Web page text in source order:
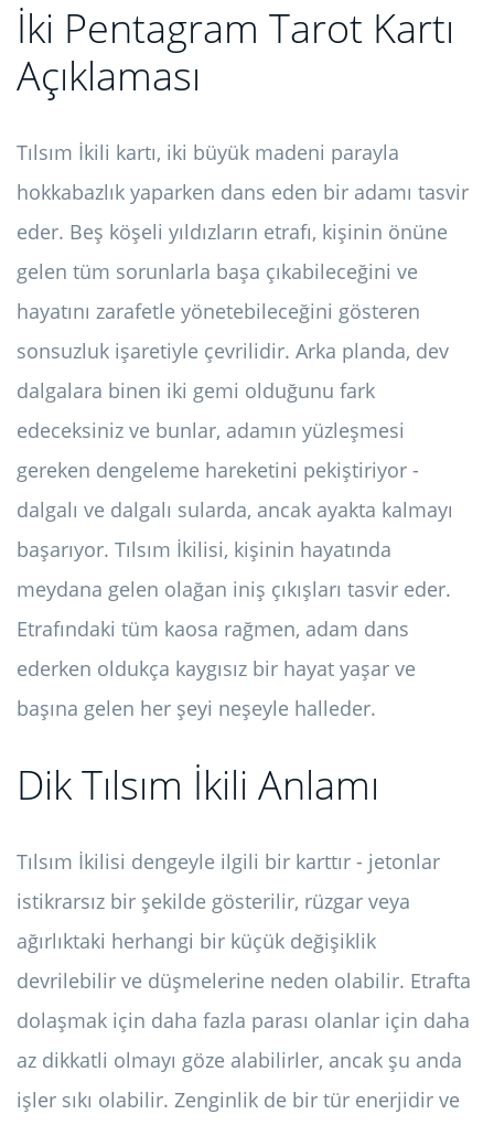
İki Pentagram Tarot Kartı
Açıklaması
Tılsım İkili kartı, iki büyük madeni parayla
hokkabazlık yaparken dans eden bir adamı tasvir
eder. Beş köşeli yıldızların etrafı, kişinin önüne
gelen tüm sorunlarla başa çıkabileceğini ve
hayatını zarafetle yönetebileceğini gösteren
sonsuzluk işaretiyle çevrilidir. Arka planda, dev
dalgalara binen iki gemi olduğunu fark
edeceksiniz ve bunlar, adamın yüzleşmesi
gereken dengeleme hareketini pekiştiriyor -
dalgalı ve dalgalı sularda, ancak ayakta kalmayı
başarıyor. Tılsım İkilisi, kişinin hayatında
meydana gelen olağan iniş çıkışları tasvir eder.
Etrafındaki tüm kaosa rağmen, adam dans
ederken oldukça kaygısız bir hayat yaşar ve
başına gelen her şeyi neşeyle halleder.
Dik Tılsım İkili Anlamı
Tılsım İkilisi dengeyle ilgili bir karttır - jetonlar
istikrarsız bir şekilde gösterilir, rüzgar veya
ağırlıktaki herhangi bir küçük değişiklik
devrilebilir ve düşmelerine neden olabilir. Etrafta
dolaşmak için daha fazla parası olanlar için daha
az dikkatli olmayı göze alabilirler, ancak şu anda
işler sıkı olabilir. Zenginlik de bir tür enerjidir ve